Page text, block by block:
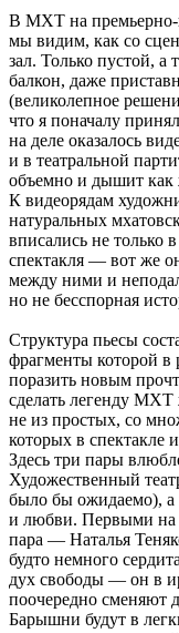
В МХТ на премьерно-
мы видим, как со
зал. Только пустой,
балкон, даже
(великолепное
что я поначалу
на деле оказалось
и в театральной
объемно и дышит как
К видеорядам
натуральных
вписались не только
спектакля — вот же
между ними и
но не бесспорная
Структура пьесы
фрагменты которой в
поразить новым
сделать легенду МХТ
не из простых, со
которых в спектакле
Здесь три пары
Художественный
было бы ожидаемо), а
и любви. Первыми на
пара — Наталья
будто немного
дух свободы — он в
поочередно сменяют
Барышни будут в